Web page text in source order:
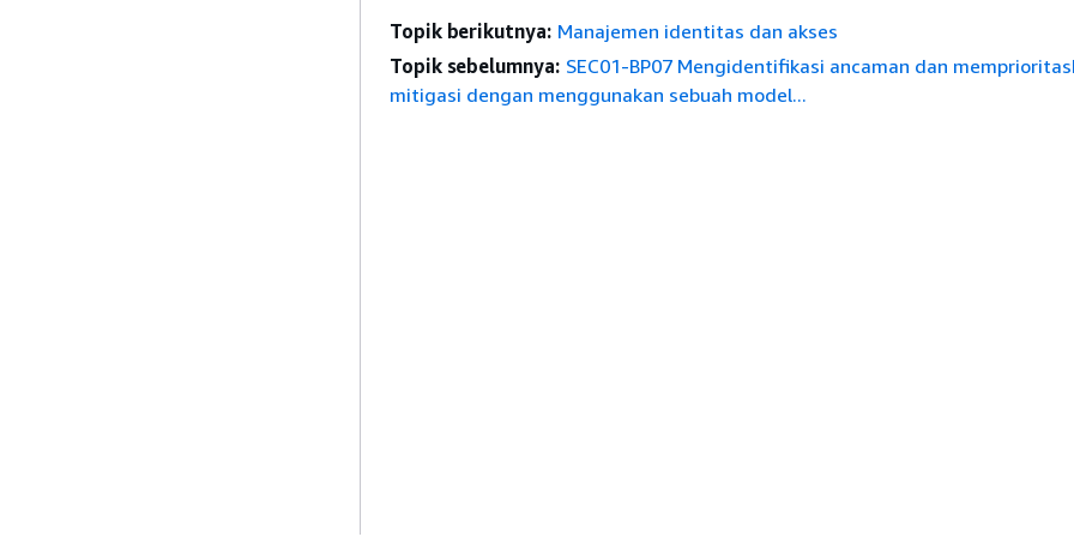
Topik berikutnya: Manajemen identitas dan akses
Topik sebelumnya: SEC01-BP07 Mengidentifikasi ancaman dan
mitigasi dengan menggunakan sebuah model...